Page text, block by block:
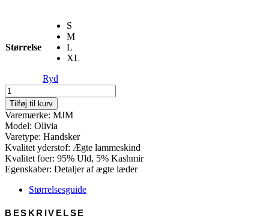
Størrelse
S
M
L
XL
Ryd
Glove
Olivia
W
-
Leather
antal
Tilføj til kurv
Varemærke: MJM
Model: Olivia
Varetype: Handsker
Kvalitet yderstof: Ægte lammeskind
Kvalitet foer: 95% Uld, 5% Kashmir
Egenskaber: Detaljer af ægte læder
Størrelsesguide
BESKRIVELSE